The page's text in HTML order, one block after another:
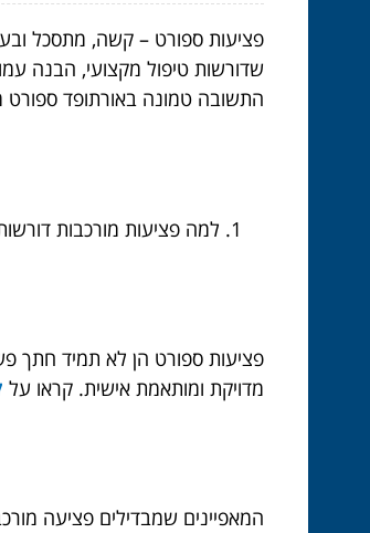
פציעות ספורט – קשה, מתסכל
שדורשות טיפול מקצועי, הבנה
התשובה טמונה באורתופד
למה פציעות מורכבות
פציעות ספורט הן לא תמיד חתך
מדויקת ומותאמת אישית. קראו על
המאפיינים שמבדילים פציעה